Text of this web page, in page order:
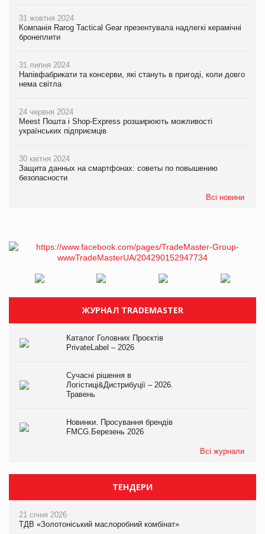
31 жовтня 2024
Компанія Rarog Tactical Gear презентувала надлегкі керамічні
бронеплити
31 липня 2024
Напівфабрикати та консерви, які стануть в пригоді, коли довго
нема світла
24 червня 2024
Meest Пошта і Shop-Express розширюють можливості
українських підприємців
30 квітня 2024
Защита данных на смартфонах: советы по повышению
безопасности
Всі новини
ЖУРНАЛ TRADEMASTER
Каталог Головних Проєктів
PrivateLabel – 2026
Сучасні рішення в
Логістиці&Дистрибуції – 2026.
Травень
Новинки. Просування брендів
FMCG.Березень 2026
Всі журнали
ТЕНДЕРИ
21 січня 2026
ТДВ «Золотоніський маслоробний комбінат»